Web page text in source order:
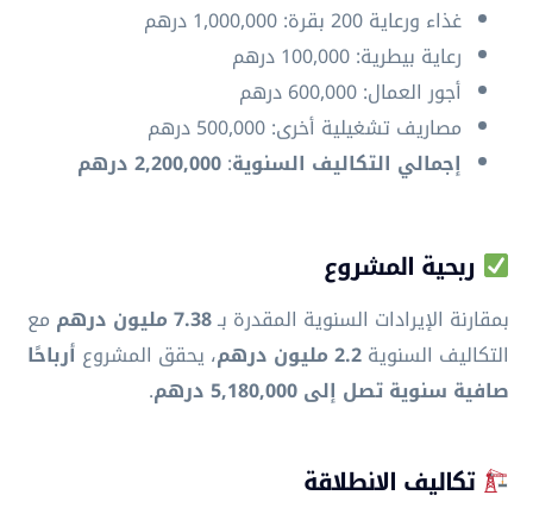
غذاء ورعاية 200 بقرة: 1,000,000 درهم
رعاية بيطرية: 100,000 درهم
أجور العمال: 600,000 درهم
مصاريف تشغيلية أخرى: 500,000 درهم
إجمالي التكاليف السنوية:2,200,000 درهم
ربحية المشروع
بمقارنة الإيرادات السنوية المقدرة بـ7.38 مليون درهم
مع
التكاليف السنوية2.2 مليون درهم ، يحقق المشروع أرباحًا
صافية سنوية تصل إلى 5,180,000 درهم
.
تكاليف الانطلاقة